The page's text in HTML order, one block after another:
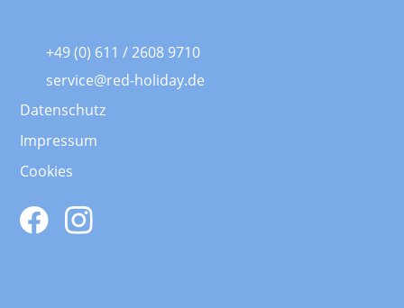
+49 (0) 611 / 2608 9710
service@red-holiday.de
Datenschutz
Impressum
Cookies